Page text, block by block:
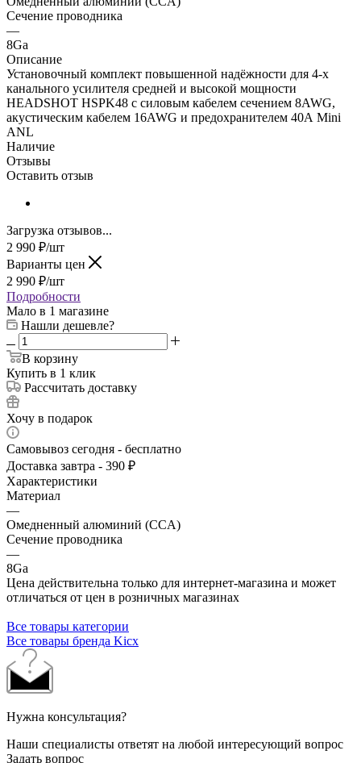
Сечение проводника
—
8Ga
Описание
Установочный комплект повышенной надёжности для 4-х
канального усилителя средней и высокой мощности
HEADSHOT HSPK48 с силовым кабелем сечением 8AWG,
акустическим кабелем 16AWG и предохранителем 40А Mini
ANL
Наличие
Отзывы
Оставить отзыв
Загрузка отзывов...
2 990 ₽/шт
Варианты цен
2 990 ₽/шт
Подробности
Мало в 1 магазине
Нашли дешевле?
В корзину
Купить в 1 клик
Рассчитать доставку
Хочу в подарок
Самовывоз сегодня - бесплатно
Доставка завтра - 390 ₽
Характеристики
Материал
—
Омедненный алюминий (CCA)
Сечение проводника
—
8Ga
Цена действительна только для интернет-магазина и может
отличаться от цен в розничных магазинах
Все товары категории
Все товары бренда Kicx
Нужна консультация?
Наши специалисты ответят на любой интересующий вопрос
Задать вопрос